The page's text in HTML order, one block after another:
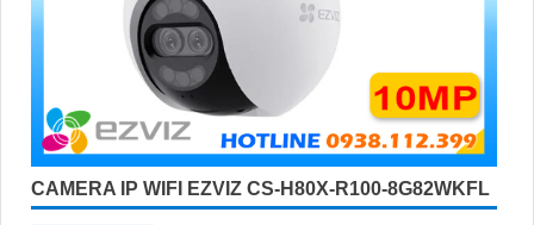
CAMERA IP WIFI EZVIZ CS-H80X-R100-8G82WKFL